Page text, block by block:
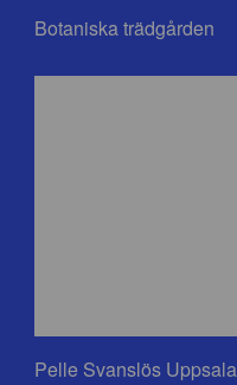
Botaniska trädgården
Pelle Svanslös Uppsala